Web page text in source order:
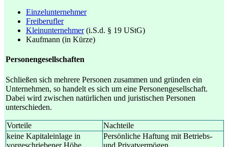
Einzelunternehmer
Freiberufler
Kleinunternehmer(i.S.d. § 19 UStG)
Kaufmann (in Kürze)
Personengesellschaften
Schließen sich mehrere Personen zusammen und gründen ein
Unternehmen, so handelt es sich um eine Personengesellschaft.
Dabei wird zwischen natürlichen und juristischen Personen
unterschieden.
Vorteile
Nachteile
keine Kapitaleinlage in
vorgeschriebener Höhe
Persönliche Haftung mit Betriebs-
und Privatvermögen